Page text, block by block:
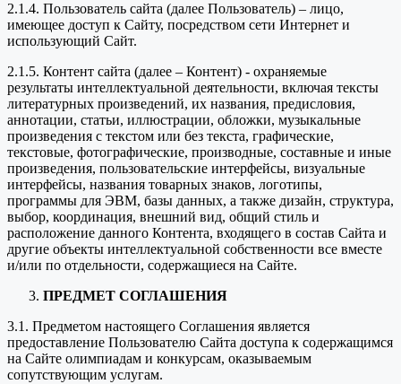
2.1.4. Пользователь сайта (далее Пользователь) – лицо,
имеющее доступ к Сайту, посредством сети Интернет и
использующий Сайт.
2.1.5. Контент сайта (далее – Контент) - охраняемые
результаты интеллектуальной деятельности, включая тексты
литературных произведений, их названия, предисловия,
аннотации, статьи, иллюстрации, обложки, музыкальные
произведения с текстом или без текста, графические,
текстовые, фотографические, производные, составные и иные
произведения, пользовательские интерфейсы, визуальные
интерфейсы, названия товарных знаков, логотипы,
программы для ЭВМ, базы данных, а также дизайн, структура,
выбор, координация, внешний вид, общий стиль и
расположение данного Контента, входящего в состав Сайта и
другие объекты интеллектуальной собственности все вместе
и/или по отдельности, содержащиеся на Сайте.
ПРЕДМЕТ СОГЛАШЕНИЯ
3.1. Предметом настоящего Соглашения является
предоставление Пользователю Сайта доступа к содержащимся
на Сайте олимпиадам и конкурсам, оказываемым
сопутствующим услугам.